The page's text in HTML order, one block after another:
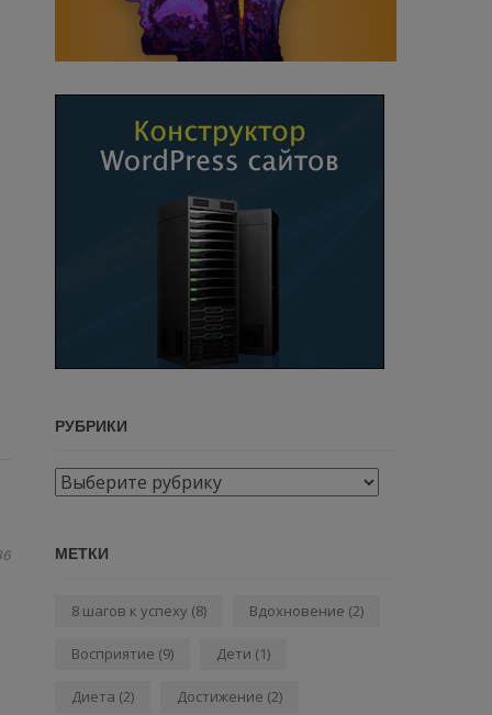
РУБРИКИ
Рубрики
МЕТКИ
8 шагов к успеху (8) Вдохновение (2)
Восприятие (9) Дети (1)
Диета (2) Достижение (2)